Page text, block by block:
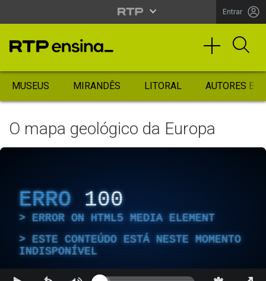
Entrar
MUSEUS MIRANDÊS LITORAL AUTORES
O mapa geológico da Europa
ERRO 100
ERROR ON HTML5 MEDIA ELEMENT
ESTE CONTEÚDO ESTÁ NESTE MOMENTO
INDISPONÍVEL